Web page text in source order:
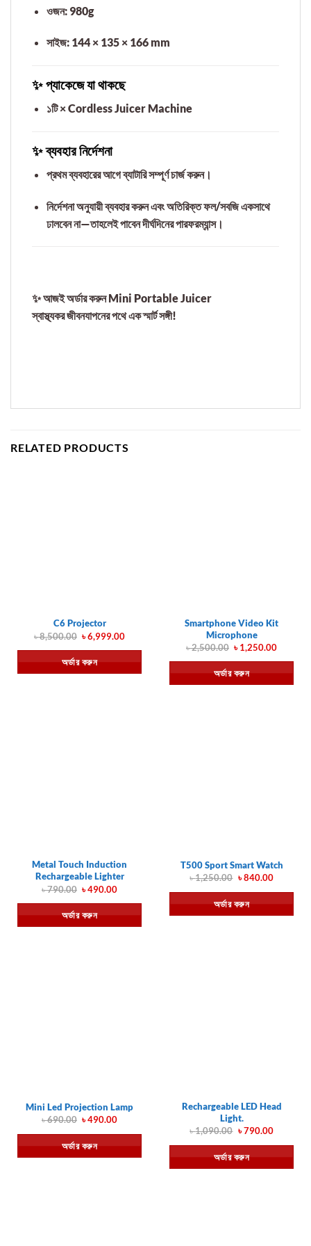
ওজন: 980g
সাইজ: 144 × 135 × 166 mm
✨ প্যাকেজে যা থাকছে
১টি ×Cordless Juicer Machine
✨ ব্যবহার নির্দেশনা
প্রথম ব্যবহারের আগে ব্যাটারি সম্পূর্ণ চার্জ করুন।
নির্দেশনা অনুযায়ী ব্যবহার করুন এবং অতিরিক্ত ফল/সবজি একসাথে
ঢালবেন না—তাহলেই পাবেন দীর্ঘদিনের পারফরম্যান্স।
✨আজই অর্ডার করুন Mini Portable Juicer
স্বাস্থ্যকর জীবনযাপনের পথে এক স্মার্ট সঙ্গী!
RELATED PRODUCTS
C6 Projector
৳8,500.00 Original
price
was:
৳ 8,500.00.
৳6,999.00Current
is:
৳ 6,999.00.
অর্ডার করুন
Smartphone Video Kit
Microphone
৳2,500.00 Original
price
was:
৳ 2,500.00.
৳1,250.00Current
is:
৳
অর্ডার করুন
Metal Touch Induction
Rechargeable Lighter
৳790.00 Original
was:
৳ 790.00.
৳490.00Current
is:
৳ 490.00.
অর্ডার করুন
T500 Sport Smart Watch
৳1,250.00 Original
was:
৳ 1,250.00.
৳840.00Current
is:
৳ 840.00.
অর্ডার করুন
Mini Led Projection Lamp
৳690.00 Original
was:
৳ 690.00.
৳490.00Current
is:
৳ 490.00.
অর্ডার করুন
Rechargeable LED Head
Light.
৳1,090.00 Original
was:
৳ 1,090.00.
৳790.00Current
is:
৳ 790.00.
অর্ডার করুন